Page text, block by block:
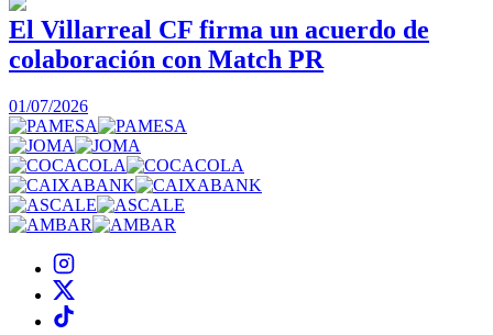
El Villarreal CF firma un acuerdo de
colaboración con Match PR
01/07/2026